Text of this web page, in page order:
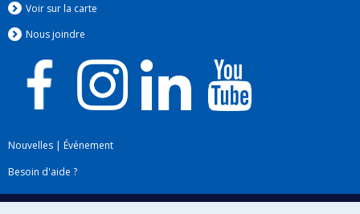
Voir sur la carte
Nous joindre
Nouvelles | Événement
Besoin d'aide ?
Plan du site|Accessibilité